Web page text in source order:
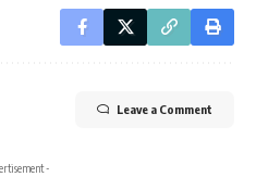
Leave a Comment
-